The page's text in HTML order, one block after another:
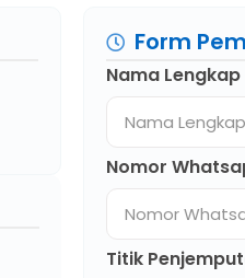
Form
Nama Lengkap
Nomor
Titik